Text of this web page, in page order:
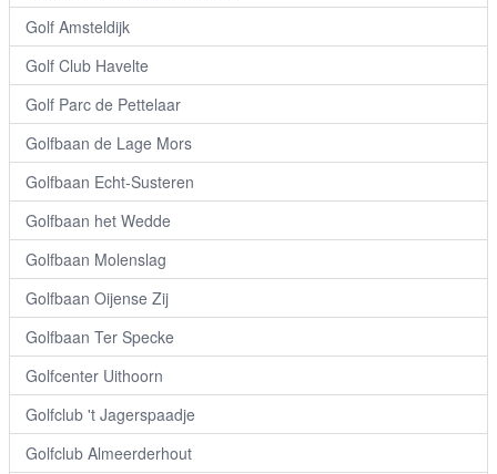
Golf Amsteldijk
Golf Club Havelte
Golf Parc de Pettelaar
Golfbaan de Lage Mors
Golfbaan Echt-Susteren
Golfbaan het Wedde
Golfbaan Molenslag
Golfbaan Oijense Zij
Golfbaan Ter Specke
Golfcenter Uithoorn
Golfclub 't Jagerspaadje
Golfclub Almeerderhout